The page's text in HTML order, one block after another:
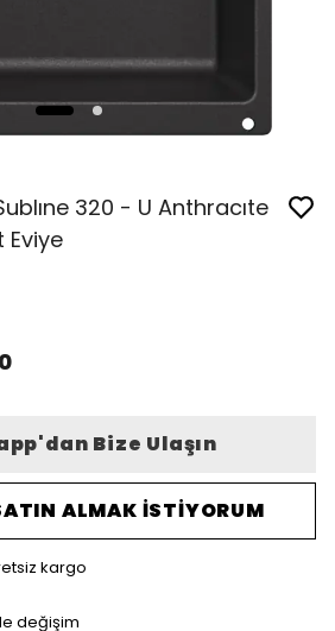
320 - U Anthracıte
Eviye
Bize Ulaşın
ALMAK İSTIYORUM
kargo
değişim